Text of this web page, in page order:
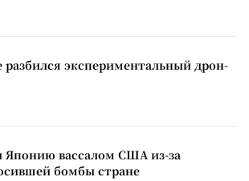
экспериментальный дрон-
Японию вассалом США из-за
бомбы стране